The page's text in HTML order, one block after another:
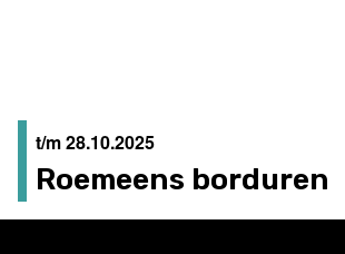
t/m 28.10.2025
Roemeens borduren